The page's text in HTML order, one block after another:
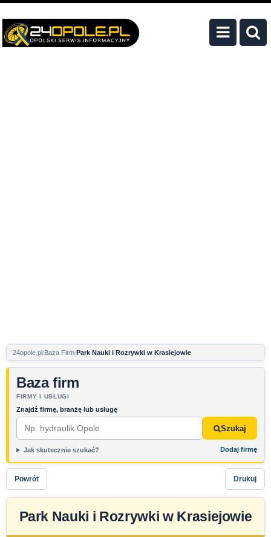
24opole.pl Baza Firm Park Nauki i Rozrywki w Krasiejowie
Baza firm
FIRMY I USŁUGI
Znajdź firmę, branżę lub usługę
Szukaj
Jak skutecznie szukać? Dodaj firmę
Powrót Drukuj
Park Nauki i Rozrywki w Krasiejowie